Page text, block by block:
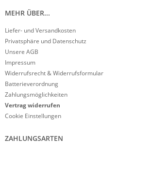
MEHR ÜBER...
Liefer- und Versandkosten
Privatsphäre und Datenschutz
Unsere AGB
Impressum
Widerrufsrecht & Widerrufsformular
Batterieverordnung
Zahlungsmöglichkeiten
Vertrag widerrufen
Cookie Einstellungen
ZAHLUNGSARTEN